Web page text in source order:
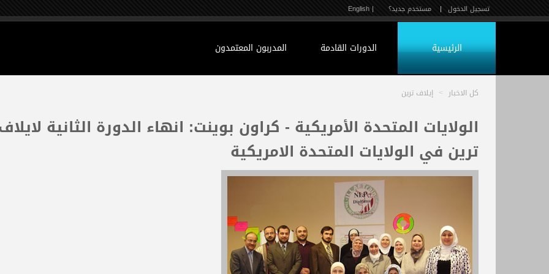
تسجيل الدخول | مستخدم جديد؟ | English
الرئيسية الدورات القادمة المدربون المعتمدون
كل الاخبار > إيلاف ترين
الولايات المتحدة الأمريكية - كراون بوينت: انهاء الدورة الثانية
ترين في الولايات المتحدة الامريكية